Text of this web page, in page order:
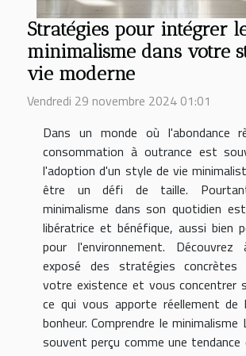
Stratégies pour intégrer
minimalisme dans votre
vie moderne
Vendredi 29 novembre 2024 01:01
Dans un monde où l'abondance
consommation à outrance est
l'adoption d'un style de vie
être un défi de taille.
minimalisme dans son quotidien
libératrice et bénéfique, aussi bien
pour l'environnement.
exposé des stratégies concrètes
votre existence et vous concentrer
ce qui vous apporte réellement
bonheur. Comprendre le minimalisme
souvent perçu comme une